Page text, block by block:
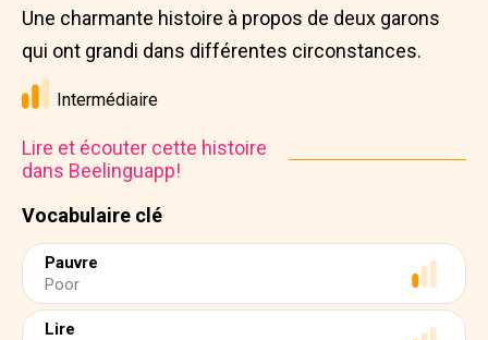
Vocabulaire clé
Pauvre
Poor
Lire
Une charmante histoire à propos de deux garons
qui ont grandi dans différentes circonstances.
Intermédiaire
Lire et écouter cette histoire
dans Beelinguapp!